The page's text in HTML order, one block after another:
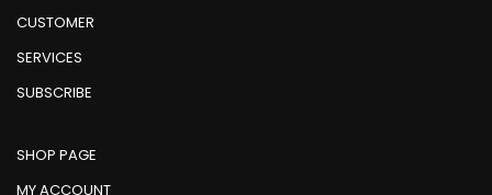
CUSTOMER
SERVICES
SUBSCRIBE
SHOP PAGE
MY ACCOUNT